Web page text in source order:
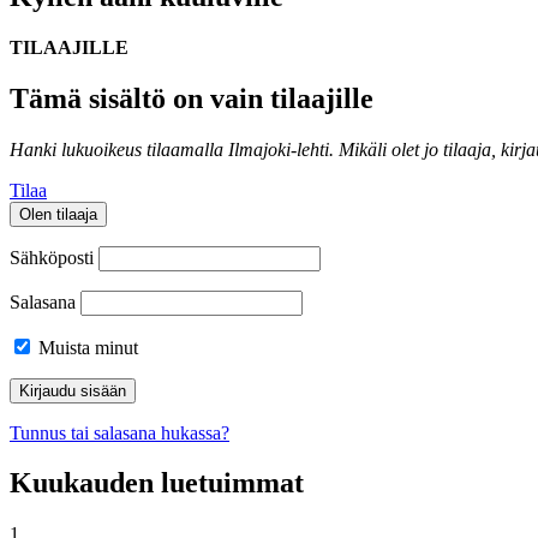
TILAAJILLE
Tämä sisältö on vain tilaajille
Hanki lukuoikeus tilaamalla Ilmajoki-lehti. Mikäli olet jo tilaaja,
Tilaa
Olen tilaaja
Sähköposti
Salasana
Muista minut
Tunnus tai salasana hukassa?
Kuukauden luetuimmat